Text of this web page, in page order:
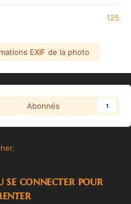
125
EXIF de la photo
Abonnés 1
se connecter pour